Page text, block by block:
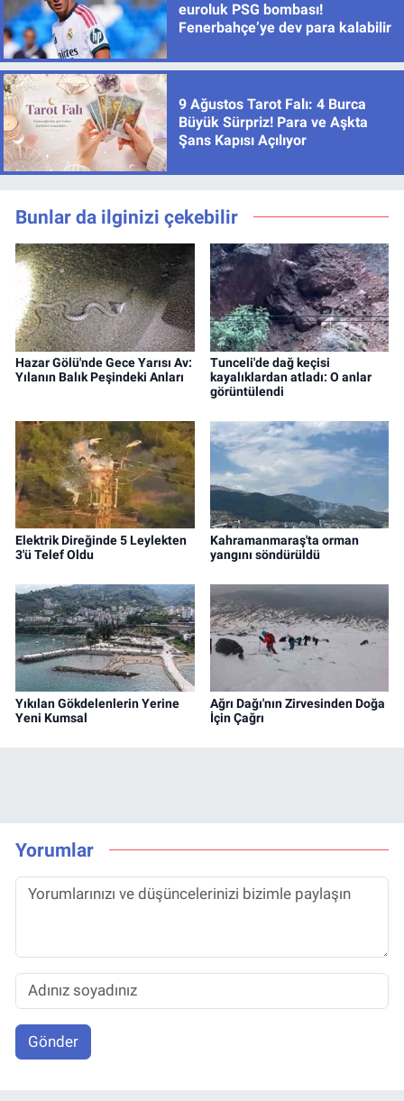
euroluk PSG bombası!
Fenerbahçe’ye dev para kalabilir
9 Ağustos Tarot Falı: 4 Burca
Büyük Sürpriz! Para ve Aşkta
Şans Kapısı Açılıyor
Bunlar da ilginizi çekebilir
Hazar Gölü'nde Gece Yarısı Av:
Yılanın Balık Peşindeki Anları
Tunceli'de dağ keçisi
kayalıklardan atladı: O anlar
görüntülendi
Elektrik Direğinde 5 Leylekten
3'ü Telef Oldu
Kahramanmaraş'ta orman
yangını söndürüldü
Yıkılan Gökdelenlerin Yerine
Yeni Kumsal
Ağrı Dağı'nın Zirvesinden Doğa
İçin Çağrı
Yorumlar
Gönder